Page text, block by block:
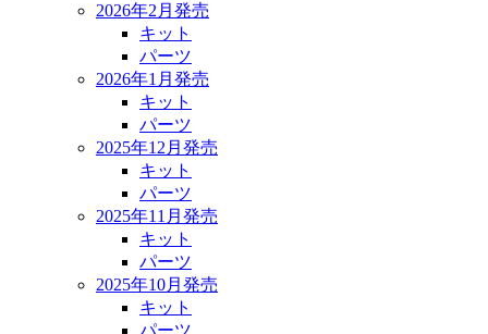
2026年2月発売
キット
パーツ
2026年1月発売
キット
パーツ
2025年12月発売
キット
パーツ
2025年11月発売
キット
パーツ
2025年10月発売
キット